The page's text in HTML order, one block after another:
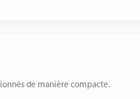
de manière compacte.